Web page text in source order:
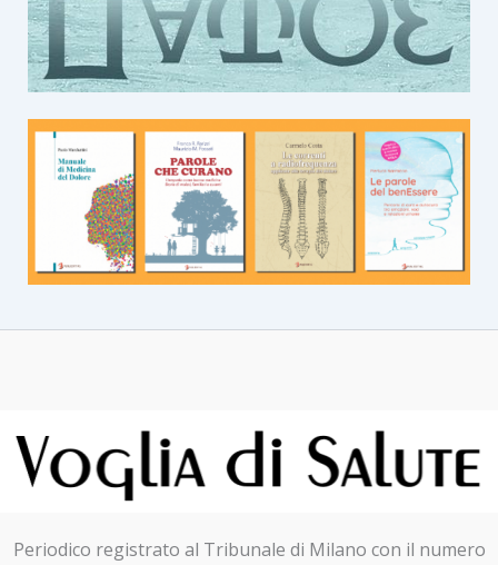
Periodico registrato al Tribunale di Milano con il numero